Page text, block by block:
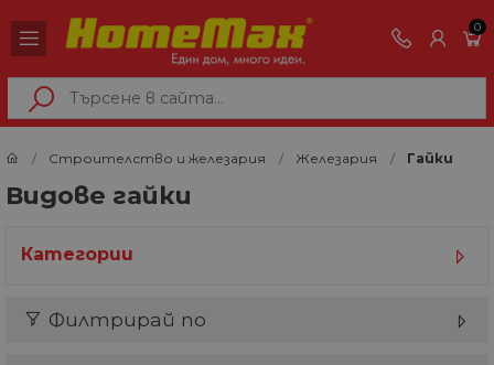
0
Строителство и железария Железария Гайки
Видове гайки
Категории
Филтрирай по